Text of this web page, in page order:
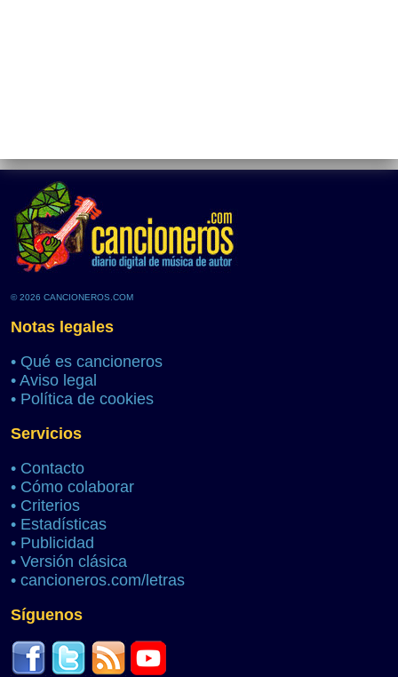
© 2026 CANCIONEROS.COM
Notas legales
• Qué es cancioneros
• Aviso legal
• Política de cookies
Servicios
• Contacto
• Cómo colaborar
• Criterios
• Estadísticas
• Publicidad
• Versión clásica
• cancioneros.com/letras
Síguenos